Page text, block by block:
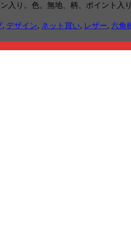
入り。色。無地、柄、ポイント入
, デザイン, ネット買い, レザー, 六角